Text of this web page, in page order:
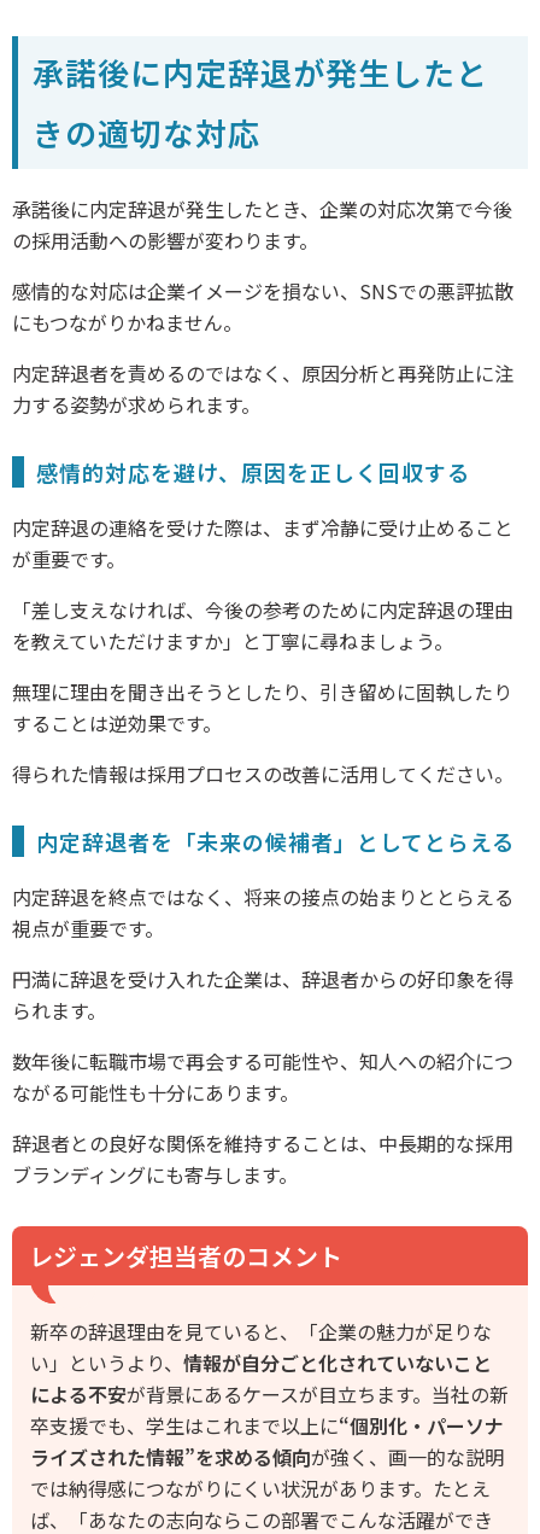
承諾後に内定辞退が発生したと
きの適切な対応
承諾後に内定辞退が発生したとき、企業の対応次第で今後
の採用活動への影響が変わります。
感情的な対応は企業イメージを損ない、SNSでの悪評拡散
にもつながりかねません。
内定辞退者を責めるのではなく、原因分析と再発防止に注
力する姿勢が求められます。
感情的対応を避け、原因を正しく回収する
内定辞退の連絡を受けた際は、まず冷静に受け止めること
が重要です。
「差し支えなければ、今後の参考のために内定辞退の理由
を教えていただけますか」と丁寧に尋ねましょう。
無理に理由を聞き出そうとしたり、引き留めに固執したり
することは逆効果です。
得られた情報は採用プロセスの改善に活用してください。
内定辞退者を「未来の候補者」としてとらえる
内定辞退を終点ではなく、将来の接点の始まりととらえる
視点が重要です。
円満に辞退を受け入れた企業は、辞退者からの好印象を得
られます。
数年後に転職市場で再会する可能性や、知人への紹介につ
ながる可能性も十分にあります。
辞退者との良好な関係を維持することは、中長期的な採用
ブランディングにも寄与します。
レジェンダ担当者のコメント
新卒の辞退理由を見ていると、「企業の魅力が足りな
い」というより、 情報が自分ごと化されていないこと
による不安が背景にあるケースが目立ちます。当社の新
卒支援でも、学生はこれまで以上に“個別化・パーソナ
ライズされた情報”を求める傾向が強く、画一的な説明
では納得感につながりにくい状況があります。たとえ
ば、「あなたの志向ならこの部署でこんな活躍ができ